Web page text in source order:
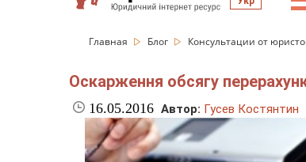
Главная Блог Консультации от
Оскарження обсягу
16.05.2016 Автор: Гусев Костянтин